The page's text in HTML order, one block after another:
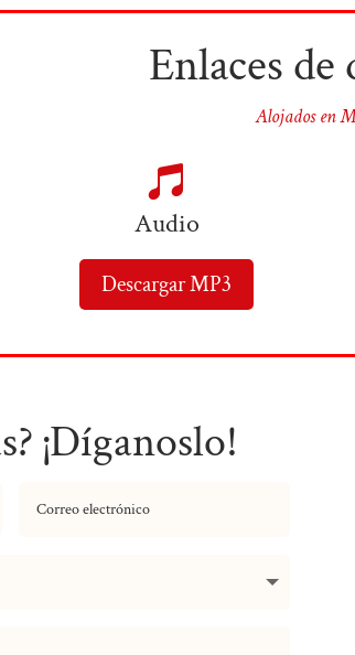
Enlaces de
Alojados en

Audio
Descargar MP3
¡Díganoslo!